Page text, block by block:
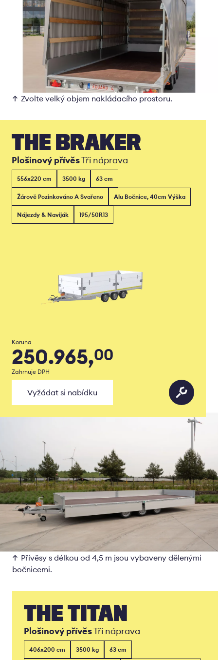
Zvolte velký objem nakládacího prostoru.
Přívěsy s délkou od 4,5 m jsou vybaveny dělenými
bočnicemi.
THE BRAKER
Plošinový přívěsTři náprava
556x220 cm 3500 kg 63 cm
Žárově Pozinkováno A Svařeno Alu Bočnice, 40cm Výška
Nájezdy & Naviják 195/50R13
Koruna
250.965,00
Zahrnuje DPH
Vyžádat si nabídku
THE TITAN
Plošinový přívěsTři náprava
406x200 cm 3500 kg 63 cm